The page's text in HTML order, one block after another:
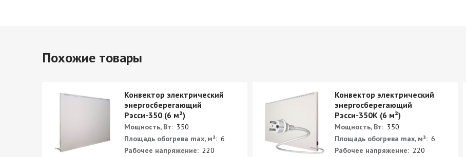
Похожие товары
Конвектор электрический
энергосберегающий
Рэсси-350 (6 м²)
Мощность, Вт: 350
Площадь обогрева max, м²: 6
Рабочее напряжение: 220
Конвектор электрический
энергосберегающий
Рэсси-350К (6 м²)
Мощность, Вт: 350
Площадь обогрева max, м²: 6
Рабочее напряжение: 220